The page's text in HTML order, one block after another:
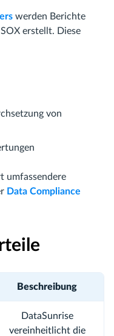
werden Berichte
erstellt. Diese
von
umfassendere
Data Compliance
Beschreibung
DataSunrise
vereinheitlicht die